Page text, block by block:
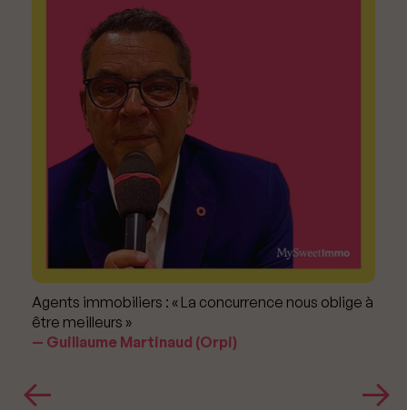
Agents immobiliers : « La concurrence nous oblige à
être meilleurs »
Guillaume Martinaud (Orpi)